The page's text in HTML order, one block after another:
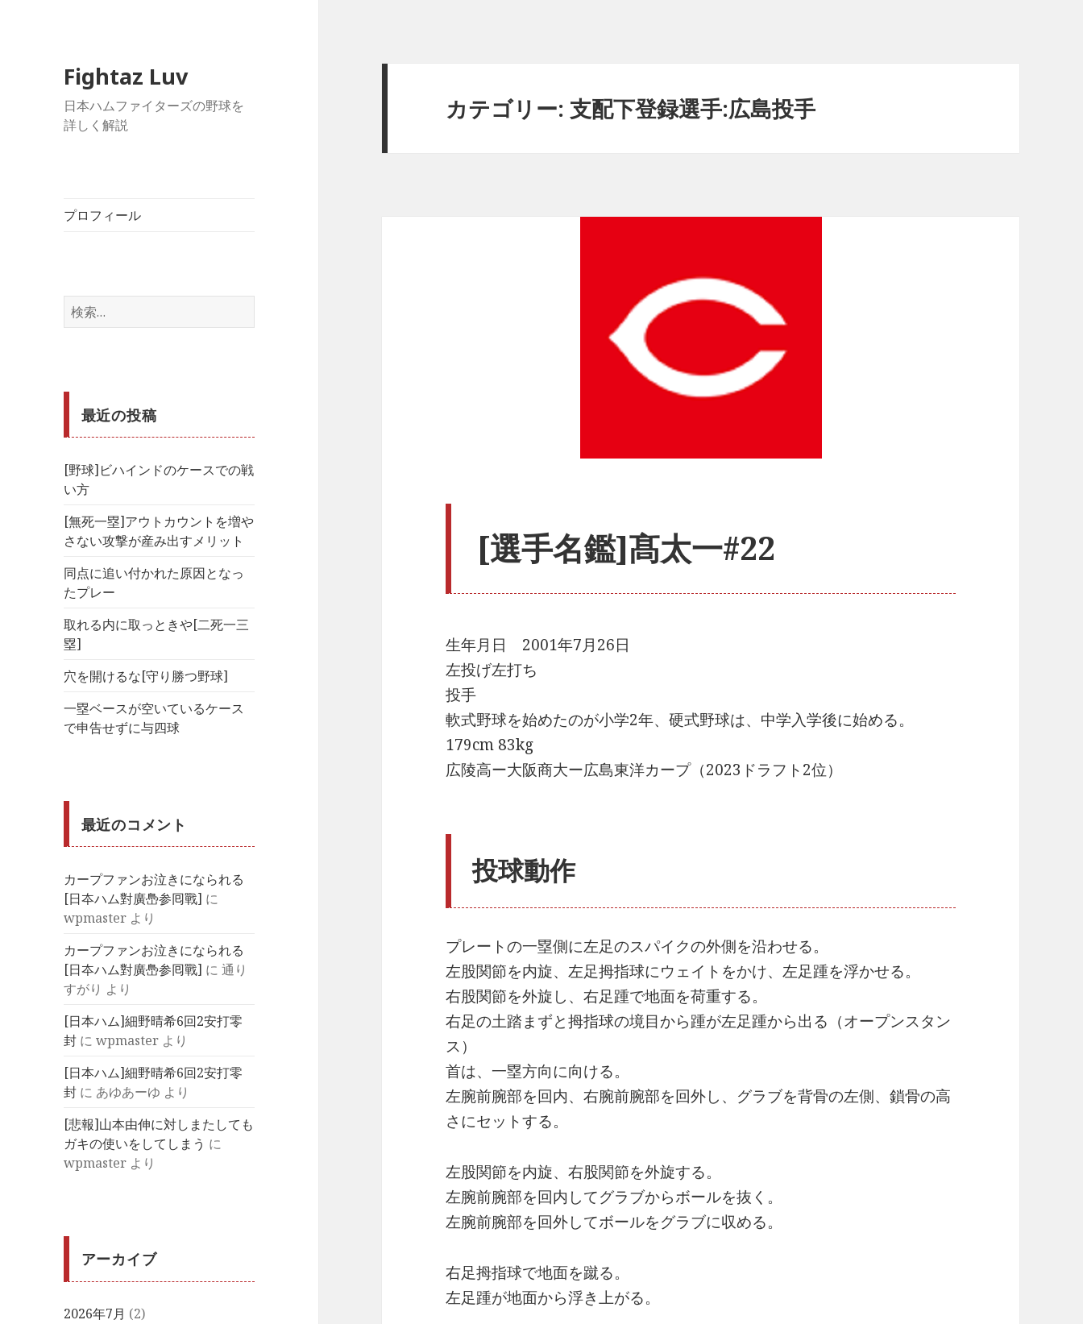
Fightaz Luv
日本ハムファイターズの野球を
詳しく解説
プロフィール
検
索:
最近の投稿
[野球]ビハインドのケースでの戦
い方
[無死一塁]アウトカウントを増や
さない攻撃が産み出すメリット
同点に追い付かれた原因となっ
たプレー
取れる内に取っときや[二死一三
塁]
穴を開けるな[守り勝つ野球]
一塁ベースが空いているケース
で申告せずに与四球
最近のコメント
カープファンお泣きになられる
[日夲ハム對廣㠀参囘戰] に
wpmaster より
カープファンお泣きになられる
[日夲ハム對廣㠀参囘戰] に通り
すがり より
[日本ハム]細野晴希6回2安打零
封 にwpmaster より
[日本ハム]細野晴希6回2安打零
封 に あゆあーゆ より
[悲報]山本由伸に対しまたしても
ガキの使いをしてしまう に
wpmaster より
アーカイブ
2026年7月 (2)
カテゴリー: 支配下登録選手:広島投手
[選手名鑑]髙太一#22
生年月日 2001年7月26日
左投げ左打ち
投手
軟式野球を始めたのが小学2年、硬式野球は、中学入学後に始める。
179cm 83kg
広陵高ー大阪商大ー広島東洋カープ（2023ドラフト2位）
投球動作
プレートの一塁側に左足のスパイクの外側を沿わせる。
左股関節を内旋、左足拇指球にウェイトをかけ、左足踵を浮かせる。
右股関節を外旋し、右足踵で地面を荷重する。
右足の土踏まずと拇指球の境目から踵が左足踵から出る（オープンスタン
ス）
首は、一塁方向に向ける。
左腕前腕部を回内、右腕前腕部を回外し、グラブを背骨の左側、鎖骨の高
さにセットする。
左股関節を内旋、右股関節を外旋する。
左腕前腕部を回内してグラブからボールを抜く。
左腕前腕部を回外してボールをグラブに収める。
右足拇指球で地面を蹴る。
左足踵が地面から浮き上がる。